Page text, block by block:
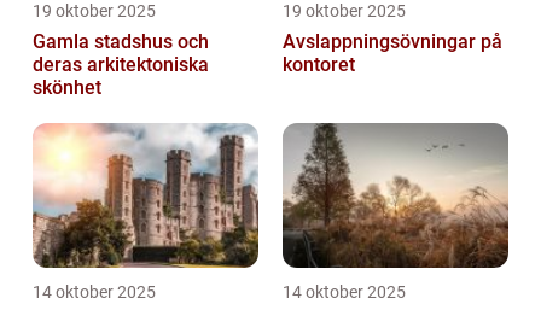
19 oktober 2025
Gamla stadshus och
deras arkitektoniska
skönhet
19 oktober 2025
Avslappningsövningar på
kontoret
14 oktober 2025 14 oktober 2025